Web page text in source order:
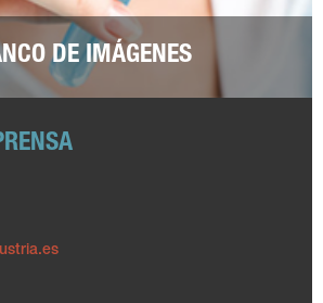
DE IMÁGENES